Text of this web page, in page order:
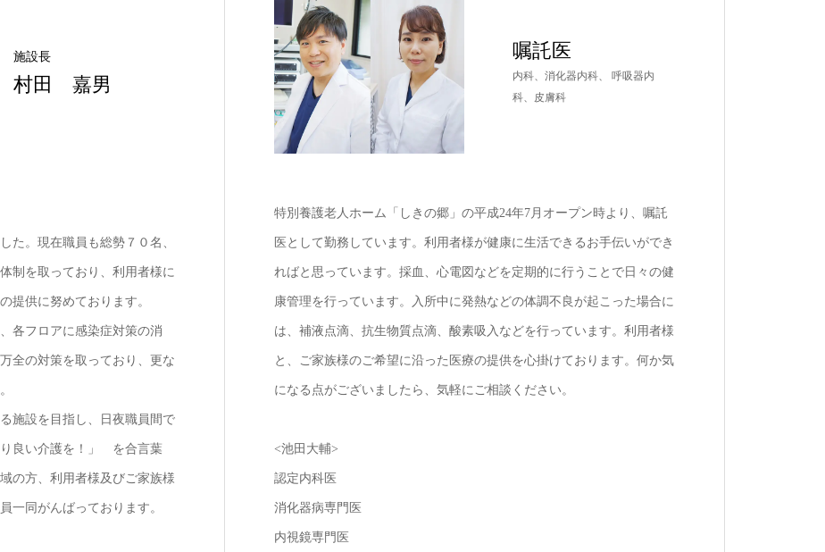
施設長
村田 嘉男
た。現在職員も総勢７０名、
制を取っており、利用者様に
提供に努めております。
各フロアに感染症対策の消
全の対策を取っており、更な
施設を目指し、日夜職員間で
良い介護を！」 を合言葉
の方、利用者様及びご家族様
一同がんばっております。
嘱託医
内科、消化器内科、 呼吸器内
科、皮膚科
特別養護老人ホーム「しきの郷」の平成24年7月オープン時より、嘱託
医として勤務しています。利用者様が健康に生活できるお手伝いができ
ればと思っています。採血、心電図などを定期的に行うことで日々の健
康管理を行っています。入所中に発熱などの体調不良が起こった場合に
は、補液点滴、抗生物質点滴、酸素吸入などを行っています。利用者様
と、ご家族様のご希望に沿った医療の提供を心掛けております。何か気
になる点がございましたら、気軽にご相談ください。
<池田大輔>
認定内科医
消化器病専門医
内視鏡専門医